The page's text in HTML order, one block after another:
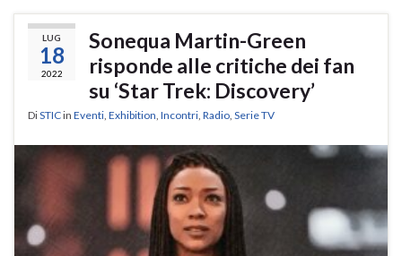
LUG
18
2022
Sonequa Martin-Green
risponde alle critiche dei fan
su ‘Star Trek: Discovery’
DiSTICin Eventi, Exhibition, Incontri, Radio, Serie TV